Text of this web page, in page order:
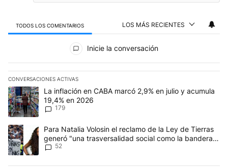
TODOS LOS COMENTARIOS LOS MÁS RECIENTES
Inicie la conversación
CONVERSACIONES ACTIVAS
Este listado muestra los artículos con más comentarios en los
Un artículo de tendencia con el título "La inflación en CABA
La inflación en CABA marcó 2,9% en julio y acumula
19,4% en 2026
179
Un artículo de tendencia con el título "Para Natalia Volosin el
Para Natalia Volosin el reclamo de la Ley de Tierras
generó "una trasversalidad social como la bandera
de Malvinas"
52